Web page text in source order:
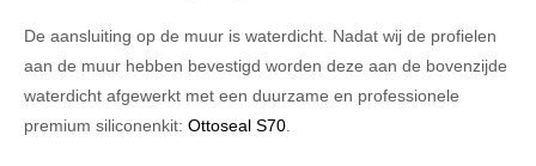
De aansluiting op de muur is waterdicht. Nadat wij de profielen
aan de muur hebben bevestigd worden deze aan de bovenzijde
waterdicht afgewerkt met een duurzame en professionele
premium siliconenkit: Ottoseal S70.